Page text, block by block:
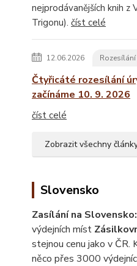
nejprodávanějších knih z
Trigonu). číst celé
12.06.2026 Rozesílání
Čtyřicáté rozesílání
začínáme 10. 9. 2026
číst celé
Zobrazit všechny
Slovensko
Zasílání na Slovensko:
výdejních míst
stejnou cenu jako v ČR.
něco přes 3000